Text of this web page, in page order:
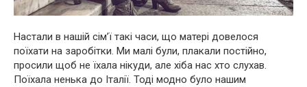
Настали в нашій сім’ї такі часи, що матері довелося
поїхати на заробітки. Ми малі були, плакали постійно,
просили щоб не їхала нікуди, але хіба нас хто слухав.
Поїхала ненька до Італії. Тоді модно було нашим